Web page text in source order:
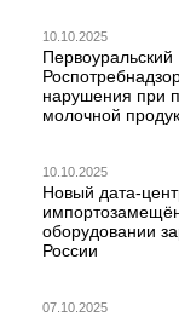
10.10.2025
Первоуральский
нарушения при
молочной
10.10.2025
Новый дата-
оборудовании
России
07.10.2025